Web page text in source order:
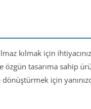
kılmak için
tasarıma sahip
için